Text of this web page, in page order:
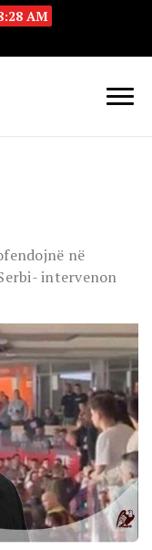
AM
në
intervenon